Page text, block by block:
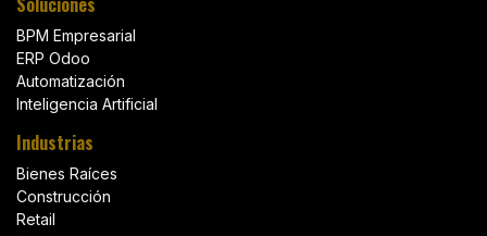
BPM Empresarial
ERP Odoo
Automatización
Inteligencia Artificial
Industrias
Bienes Raíces
Construcción
Retail